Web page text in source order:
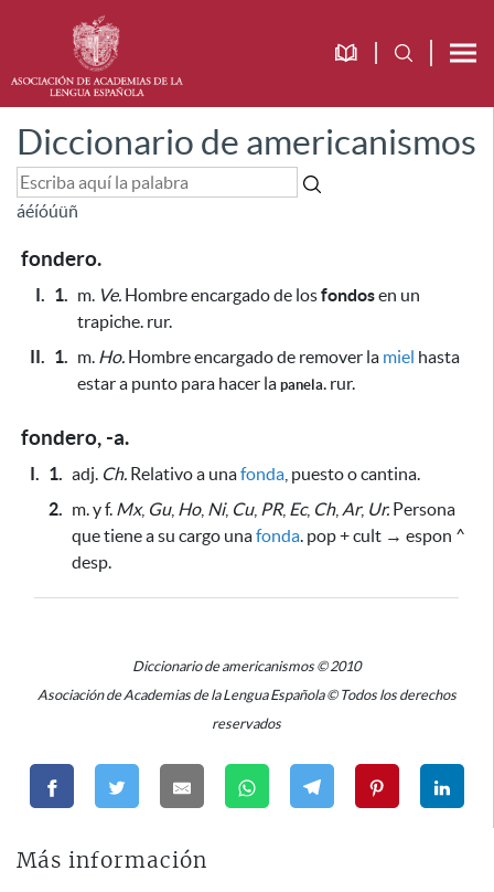
Diccionario de americanismos
áéíóúüñ
fondero.
I. 1. m. Ve. Hombre encargado de losfondosen un
trapiche. rur.
II. 1. m. Ho. Hombre encargado de remover la miel hasta
estar a punto para hacer la panela. rur.
fondero, -a.
I. 1. adj. Ch. Relativo a unafonda , puesto o cantina.
2. m. y f. Mx, Gu, Ho, Ni, Cu, PR, Ec, Ch, Ar, Ur. Persona
que tiene a su cargo unafonda. pop + cult → espon ^
desp.
Diccionario de americanismos © 2010
Asociación de Academias de la Lengua Española © Todos los derechos
reservados
Más información